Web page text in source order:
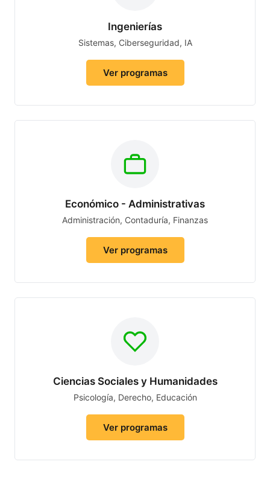
Ingenierías
Sistemas, Ciberseguridad, IA
Ver programas
Económico - Administrativas
Administración, Contaduría, Finanzas
Ver programas
Ciencias Sociales y Humanidades
Psicología, Derecho, Educación
Ver programas